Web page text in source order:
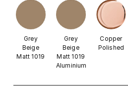
Grey
Beige
Matt 1019
Grey
Beige
Matt 1019
Aluminium
Copper
Polished